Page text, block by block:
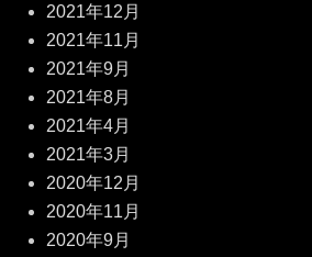
2021年12月
2021年11月
2021年9月
2021年8月
2021年4月
2021年3月
2020年12月
2020年11月
2020年9月